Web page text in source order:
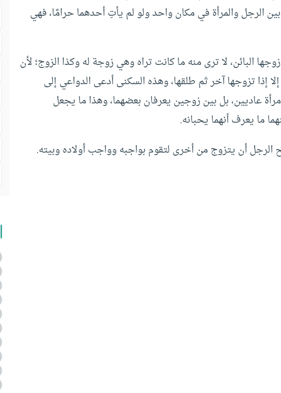
الرجل والمرأة في مكان واحد ولو لم يأتِ أحدهما حرامًا، فهي
البائن، لا ترى منه ما كانت تراه وهي زوجة له وكذا الزوج؛ لأن
إذا تزوجها آخر ثم طلقها، وهذه السكنى أدعى الدواعي إلى
عاديين، بل بين زوجين يعرفان بعضهما، وهذا ما يجعل
ما يعرف أنهما يحبانه.
أن يتزوج من أخرى لتقوم بواجبه وواجب أولاده وبيته.